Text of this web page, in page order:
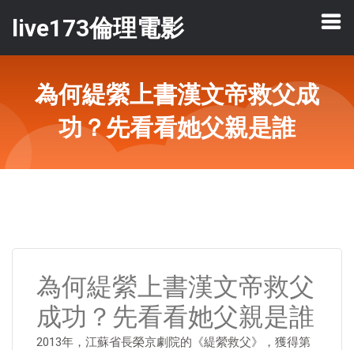
live173倫理電影
為何緹縈上書漢文帝救父成
功？先看看她父親是誰
為何緹縈上書漢文帝救父
成功？先看看她父親是誰
2013年，江蘇省長榮京劇院的《緹縈救父》，獲得第